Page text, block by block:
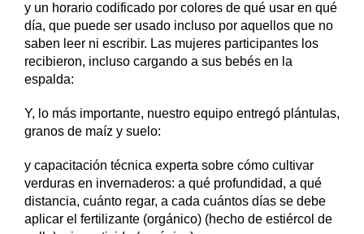
y un horario codificado por colores de qué usar en qué
día, que puede ser usado incluso por aquellos que no
saben leer ni escribir. Las mujeres participantes los
recibieron, incluso cargando a sus bebés en la
espalda:
Y, lo más importante, nuestro equipo entregó plántulas,
granos de maíz y suelo:
y capacitación técnica experta sobre cómo cultivar
verduras en invernaderos: a qué profundidad, a qué
distancia, cuánto regar, a cada cuántos días se debe
aplicar el fertilizante (orgánico) (hecho de estiércol de